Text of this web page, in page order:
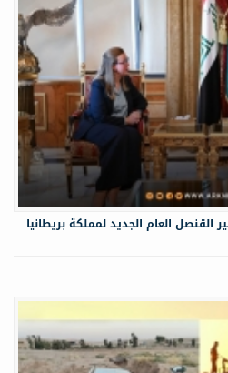
العام الجديد لمملكة بريطانيا